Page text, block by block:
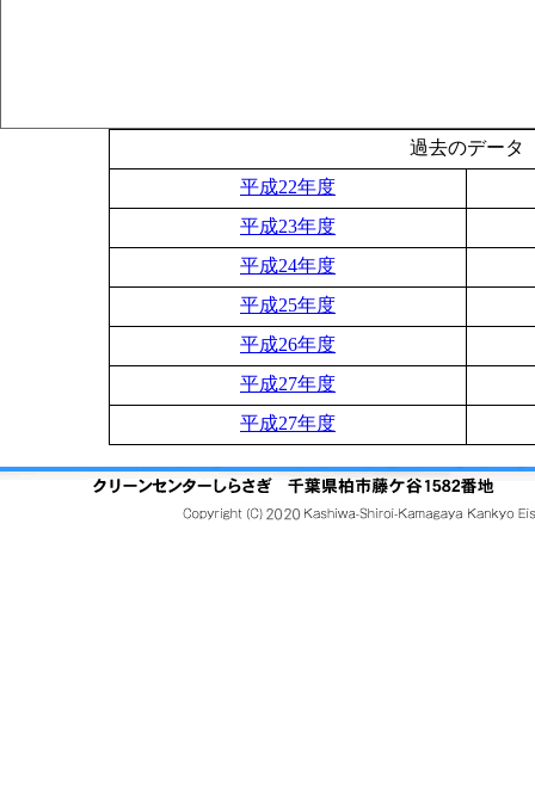
過去のデータ
平成22年度
平成23年度
平成24年度
平成25年度
平成26年度
平成27年度
平成27年度